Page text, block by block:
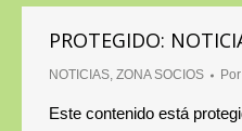
PROTEGIDO:
NOTICIAS, ZONA SOCIOS Por
Este contenido está